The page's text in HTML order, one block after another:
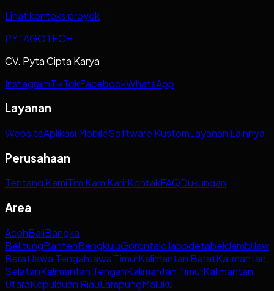
Lihat konteks proyek
PYTAGOTECH
CV. Pyta Cipta Karya
InstagramTikTokFacebookWhatsApp
Layanan
WebsiteAplikasi MobileSoftware KustomLayanan Lainnya
Perusahaan
Tentang KamiTim KamiKarirKontakFAQDukungan
Area
AcehBaliBangka
BelitungBantenBengkuluGorontaloJabodetabekJambi
BaratJawa TengahJawa TimurKalimantan BaratKalimantan
SelatanKalimantan TengahKalimantan TimurKalimantan
UtaraKepulauan RiauLampungMaluku